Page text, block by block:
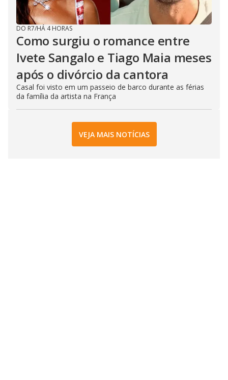
DO R7/HÁ 4 HORAS
Como surgiu o romance entre
Ivete Sangalo e Tiago Maia meses
após o divórcio da cantora
Casal foi visto em um passeio de barco durante as férias
da família da artista na França
VEJA MAIS NOTÍCIAS